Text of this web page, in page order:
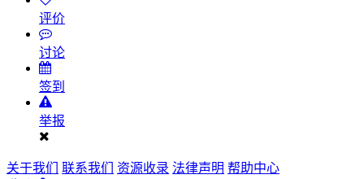
评价
讨论
签到
举报
关于我们 联系我们 资源收录 法律声明 帮助中心